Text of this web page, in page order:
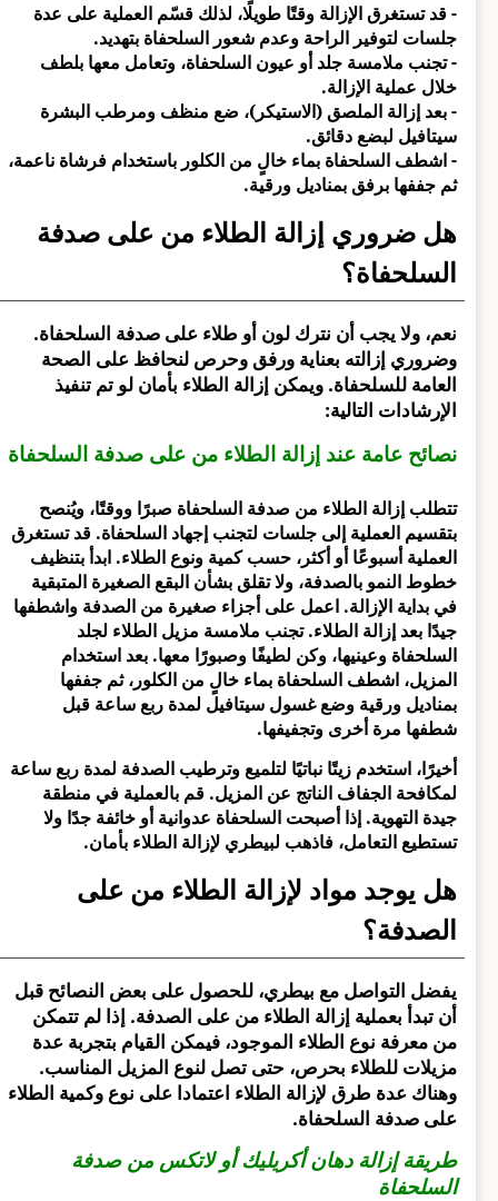
- قد تستغرق الإزالة وقتًا طويلًا، لذلك قسّم العملية على عدة
جلسات لتوفير الراحة وعدم شعور السلحفاة بتهديد.
- تجنب ملامسة جلد أو عيون السلحفاة، وتعامل معها بلطف
خلال عملية الإزالة.
- بعد إزالة الملصق (الاستيكر)، ضع منظف ومرطب البشرة
سيتافيل لبضع دقائق.
- اشطف السلحفاة بماء خالٍ من الكلور باستخدام فرشاة ناعمة،
ثم جففها برفق بمناديل ورقية.
هل ضروري إزالة الطلاء من على صدفة
السلحفاة؟
نعم، ولا يجب أن نترك لون أو طلاء على صدفة السلحفاة.
وضروري إزالته بعناية ورفق وحرص لنحافظ على الصحة
العامة للسلحفاة. ويمكن إزالة الطلاء بأمان لو تم تنفيذ
الإرشادات التالية:
نصائح عامة عند إزالة الطلاء من على صدفة السلحفاة
تتطلب إزالة الطلاء من صدفة السلحفاة صبرًا ووقتًا، ويُنصح
بتقسيم العملية إلى جلسات لتجنب إجهاد السلحفاة. قد تستغرق
العملية أسبوعًا أو أكثر، حسب كمية ونوع الطلاء. ابدأ بتنظيف
خطوط النمو بالصدفة، ولا تقلق بشأن البقع الصغيرة المتبقية
في بداية الإزالة. اعمل على أجزاء صغيرة من الصدفة واشطفها
جيدًا بعد إزالة الطلاء. تجنب ملامسة مزيل الطلاء لجلد
السلحفاة وعينيها، وكن لطيفًا وصبورًا معها. بعد استخدام
المزيل، اشطف السلحفاة بماء خالٍ من الكلور، ثم جففها
بمناديل ورقية وضع غسول سيتافيل لمدة ربع ساعة قبل
شطفها مرة أخرى وتجفيفها.
أخيرًا، استخدم زيتًا نباتيًا لتلميع وترطيب الصدفة لمدة ربع ساعة
لمكافحة الجفاف الناتج عن المزيل. قم بالعملية في منطقة
جيدة التهوية. إذا أصبحت السلحفاة عدوانية أو خائفة جدًا ولا
تستطيع التعامل، فاذهب لبيطري لإزالة الطلاء بأمان.
هل يوجد مواد لإزالة الطلاء من على
الصدفة؟
يفضل التواصل مع بيطري، للحصول على بعض النصائح قبل
أن تبدأ بعملية إزالة الطلاء من على الصدفة. إذا لم تتمكن
من معرفة نوع الطلاء الموجود، فيمكن القيام بتجربة عدة
مزيلات للطلاء بحرص، حتى تصل لنوع المزيل المناسب.
وهناك عدة طرق لإزالة الطلاء اعتمادا على نوع وكمية الطلاء
على صدفة السلحفاة.
طريقة إزالة دهان أكريليك أو لاتكس من صدفة
السلحفاة